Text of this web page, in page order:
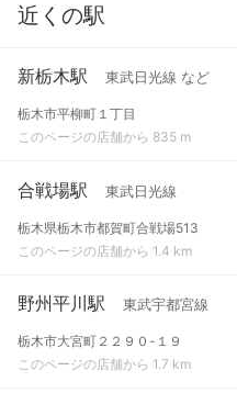
近くの駅
新栃木駅 東武日光線 など
栃木市平柳町１丁目
このページの店舗から 835 m
合戦場駅 東武日光線
栃木県栃木市都賀町合戦場513
このページの店舗から 1.4 km
野州平川駅 東武宇都宮線
栃木市大宮町２２９０-１９
このページの店舗から 1.7 km